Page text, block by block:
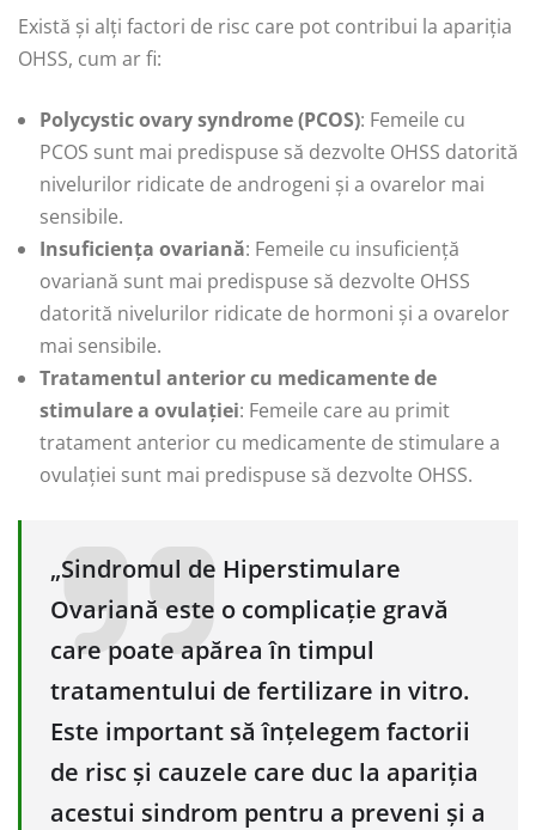
Există și alți factori de risc care pot contribui la apariția
OHSS, cum ar fi:
Polycystic ovary syndrome (PCOS): Femeile cu
PCOS sunt mai predispuse să dezvolte OHSS datorită
nivelurilor ridicate de androgeni și a ovarelor mai
sensibile.
Insuficiența ovariană: Femeile cu insuficiență
ovariană sunt mai predispuse să dezvolte OHSS
datorită nivelurilor ridicate de hormoni și a ovarelor
mai sensibile.
Tratamentul anterior cu medicamente de
stimulare a ovulației: Femeile care au primit
tratament anterior cu medicamente de stimulare a
ovulației sunt mai predispuse să dezvolte OHSS.
„Sindromul de Hiperstimulare
Ovariană este o complicație gravă
care poate apărea în timpul
tratamentului de fertilizare in vitro.
Este important să înțelegem factorii
de risc și cauzele care duc la apariția
acestui sindrom pentru a preveni și a